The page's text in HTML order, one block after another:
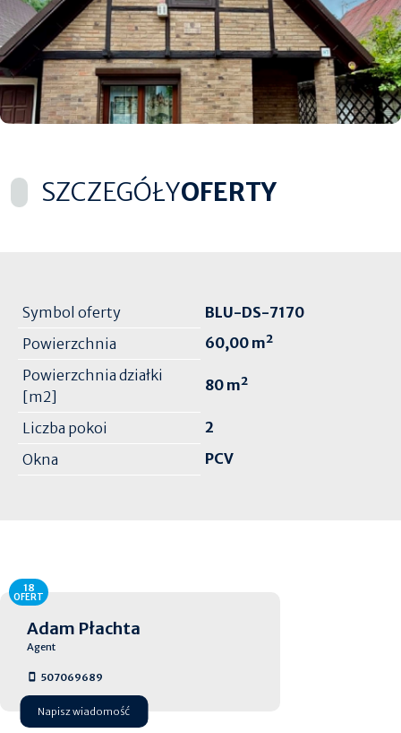
SZCZEGÓŁYOFERTY
Symbol oferty
BLU-DS-7170
Powierzchnia
60,00 m²
Powierzchnia działki
[m2]
80 m²
Liczba pokoi
2
Okna
PCV
Adam Płachta
Agent
507069689
Napisz wiadomość
18
OFERT